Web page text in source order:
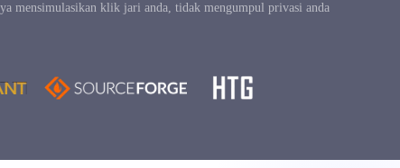
mensimulasikan klik jari anda, tidak mengumpul privasi anda